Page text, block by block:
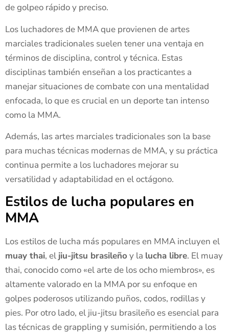
de golpeo rápido y preciso.
Los luchadores de MMA que provienen de artes
marciales tradicionales suelen tener una ventaja en
términos de disciplina, control y técnica. Estas
disciplinas también enseñan a los practicantes a
manejar situaciones de combate con una mentalidad
enfocada, lo que es crucial en un deporte tan intenso
como la MMA.
Además, las artes marciales tradicionales son la base
para muchas técnicas modernas de MMA, y su práctica
continua permite a los luchadores mejorar su
versatilidad y adaptabilidad en el octágono.
Estilos de lucha populares en
MMA
Los estilos de lucha más populares en MMA incluyen el
muay thai, el jiu-jitsu brasileño y la lucha libre. El muay
thai, conocido como «el arte de los ocho miembros», es
altamente valorado en la MMA por su enfoque en
golpes poderosos utilizando puños, codos, rodillas y
pies. Por otro lado, el jiu-jitsu brasileño es esencial para
las técnicas de grappling y sumisión, permitiendo a los